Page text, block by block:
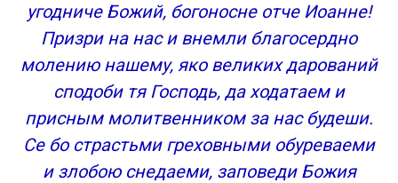
угодниче Божий, богоносне отче Иоанне!
Призри на нас и внемли благосердно
молению нашему, яко великих дарований
сподоби тя Господь, да ходатаем и
присным молитвенником за нас будеши.
Се бо страстьми греховными обуреваеми
и злобою снедаеми, заповеди Божия